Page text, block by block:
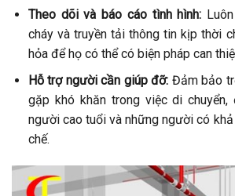
Theo dõi và báo cáo tình hình:
cháy và truyền tải thông tin kịp thời
hỏa để họ có thể có biện pháp can
Hỗ trợ người cần giúp đỡ: Đảm bảo
gặp khó khăn trong việc di
người cao tuổi và những người có
chế.